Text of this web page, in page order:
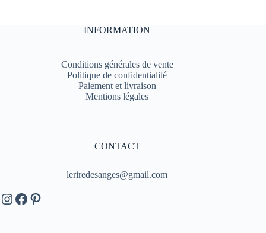
INFORMATION
Conditions générales de vente
Politique de confidentialité
Paiement et livraison
Mentions légales
CONTACT
leriredesanges@gmail.com
Instagram
Facebook
Pinterest